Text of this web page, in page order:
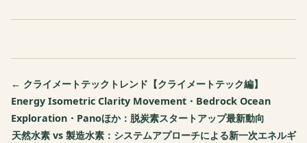
← クライメートテックトレンド【クライメートテック編】
Energy Isometric Clarity Movement・Bedrock Ocean
Exploration・Panoほか：脱炭素スタートアップ最新動向
天然水素 vs 製造水素：システムアプローチによる新一次エネルギ